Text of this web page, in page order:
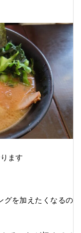
ます
グを加えたくなるの